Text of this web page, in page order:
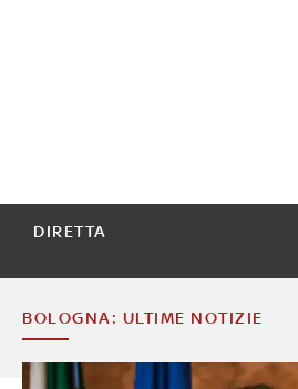
DIRETTA
BOLOGNA: ULTIME NOTIZIE